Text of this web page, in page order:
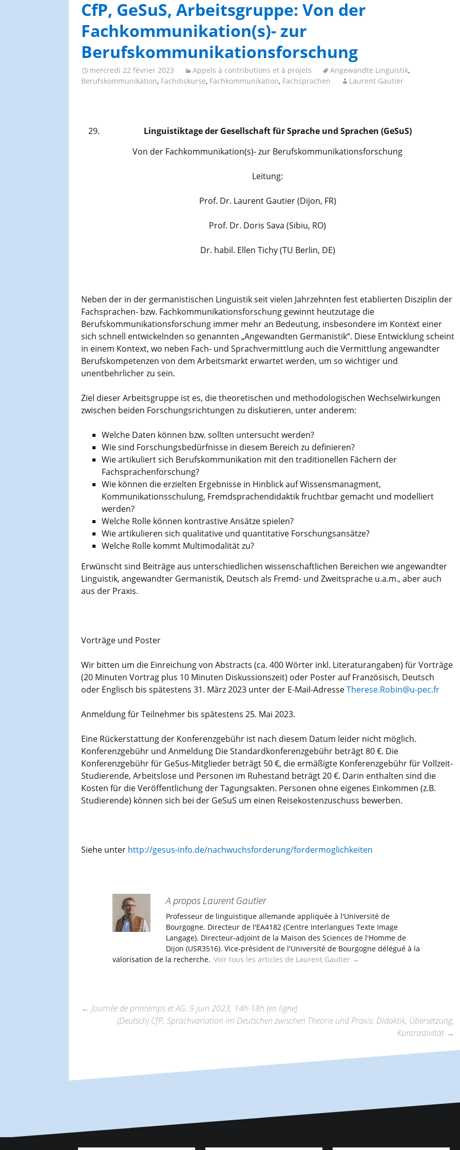
CfP, GeSuS, Arbeitsgruppe: Von der
Fachkommunikation(s)- zur
Berufskommunikationsforschung
mercredi 22 février 2023 Appels à contributions et à projets Angewandte Linguistik,
Berufskommunikation, Fachdiskurse, Fachkommunikation, Fachsprachen Laurent Gautier
Linguistiktage der Gesellschaft für Sprache und Sprachen (GeSuS)
Von der Fachkommunikation(s)- zur Berufskommunikationsforschung
Leitung:
Prof. Dr. Laurent Gautier (Dijon, FR)
Prof. Dr. Doris Sava (Sibiu, RO)
Dr. habil. Ellen Tichy (TU Berlin, DE)
Neben der in der germanistischen Linguistik seit vielen Jahrzehnten fest etablierten Disziplin der
Fachsprachen- bzw. Fachkommunikationsforschung gewinnt heutzutage die
Berufskommunikationsforschung immer mehr an Bedeutung, insbesondere im Kontext einer
sich schnell entwickelnden so genannten „Angewandten Germanistik“. Diese Entwicklung scheint
in einem Kontext, wo neben Fach- und Sprachvermittlung auch die Vermittlung angewandter
Berufskompetenzen von dem Arbeitsmarkt erwartet werden, um so wichtiger und
unentbehrlicher zu sein.
Ziel dieser Arbeitsgruppe ist es, die theoretischen und methodologischen Wechselwirkungen
zwischen beiden Forschungsrichtungen zu diskutieren, unter anderem:
Welche Daten können bzw. sollten untersucht werden?
Wie sind Forschungsbedürfnisse in diesem Bereich zu definieren?
Wie artikuliert sich Berufskommunikation mit den traditionellen Fächern der
Fachsprachenforschung?
Wie können die erzielten Ergebnisse in Hinblick auf Wissensmanagment,
Kommunikationsschulung, Fremdsprachendidaktik fruchtbar gemacht und modelliert
werden?
Welche Rolle können kontrastive Ansätze spielen?
Wie artikulieren sich qualitative und quantitative Forschungsansätze?
Welche Rolle kommt Multimodalität zu?
Erwünscht sind Beiträge aus unterschiedlichen wissenschaftlichen Bereichen wie angewandter
Linguistik, angewandter Germanistik, Deutsch als Fremd- und Zweitsprache u.a.m., aber auch
aus der Praxis.
Vorträge und Poster
Wir bitten um die Einreichung von Abstracts (ca. 400 Wörter inkl. Literaturangaben) für Vorträge
(20 Minuten Vortrag plus 10 Minuten Diskussionszeit) oder Poster auf Französisch, Deutsch
oder Englisch bis spätestens 31. März 2023 unter der E-Mail-AdresseTherese.Robin@u-pec.fr
Anmeldung für Teilnehmer bis spätestens 25. Mai 2023.
Eine Rückerstattung der Konferenzgebühr ist nach diesem Datum leider nicht möglich.
Konferenzgebühr und Anmeldung Die Standardkonferenzgebühr beträgt 80 €. Die
Konferenzgebühr für GeSus-Mitglieder beträgt 50 €, die ermäßigte Konferenzgebühr für Vollzeit-
Studierende, Arbeitslose und Personen im Ruhestand beträgt 20 €. Darin enthalten sind die
Kosten für die Veröffentlichung der Tagungsakten. Personen ohne eigenes Einkommen (z.B.
Studierende) können sich bei der GeSuS um einen Reisekostenzuschuss bewerben.
Siehe unter http://gesus-info.de/nachwuchsforderung/fordermoglichkeiten
A propos Laurent Gautier
Professeur de linguistique allemande appliquée à l'Université de
Bourgogne. Directeur de l'EA4182 (Centre Interlangues Texte Image
Langage). Directeur-adjoint de la Maison des Sciences de l'Homme de
Dijon (USR3516). Vice-président de l'Université de Bourgogne délégué à la
valorisation de la recherche. Voir tous les articles de Laurent Gautier →
Navigation
← Journée de printemps et AG: 9 juin 2023, 14h-18h (en ligne)
(Deutsch) CfP, Sprachvariation im Deutschen zwischen Theorie und Praxis: Didaktik, Übersetzung,
Kontrastivität →